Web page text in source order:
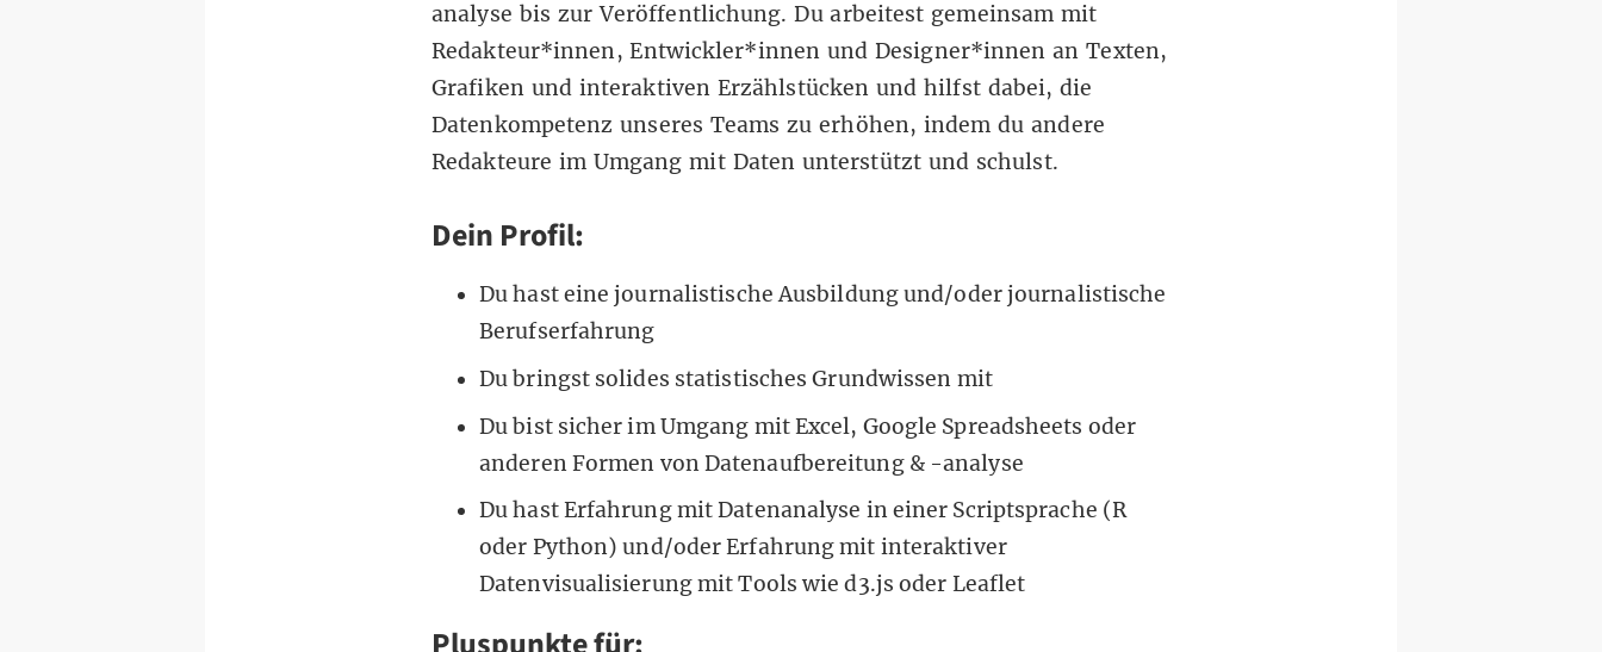
analyse bis zur Veröffentlichung. Du arbeitest gemeinsam mit
Redakteur*innen, Entwickler*innen und Designer*innen an Texten,
Grafiken und interaktiven Erzählstücken und hilfst dabei, die
Datenkompetenz unseres Teams zu erhöhen, indem du andere
Redakteure im Umgang mit Daten unterstützt und schulst.
Dein Profil:
Du hast eine journalistische Ausbildung und/oder journalistische
Berufserfahrung
Du bringst solides statistisches Grundwissen mit
Du bist sicher im Umgang mit Excel, Google Spreadsheets oder
anderen Formen von Datenaufbereitung & -analyse
Du hast Erfahrung mit Datenanalyse in einer Scriptsprache (R
oder Python) und/oder Erfahrung mit interaktiver
Datenvisualisierung mit Tools wie d3.js oder Leaflet